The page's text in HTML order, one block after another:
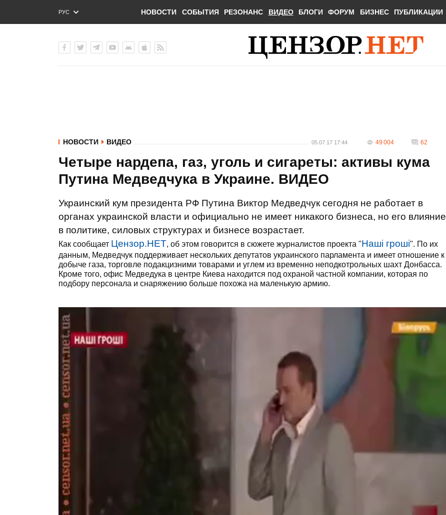
РУС
ENG
НОВОСТИ СОБЫТИЯ РЕЗОНАНС ВИДЕО БЛОГИ ФОРУМ БИЗНЕС ПУБЛИКАЦИИ
НОВОСТИ ВИДЕО 05.07.17 17:44 49 004 62
Четыре нардепа, газ, уголь и сигареты: активы кума
Путина Медведчука в Украине. ВИДЕО
Украинский кум президента РФ Путина Виктор Медведчук сегодня не работает в
органах украинской власти и официально не имеет никакого бизнеса, но его влияние
в политике, силовых структурах и бизнесе возрастает.
Как сообщает Цензор.НЕТ, об этом говорится в сюжете журналистов проекта "Наші гроші". По их
данным, Медведчук поддерживает нескольких депутатов украинского парламента и имеет отношение к
добыче газа, торговле подакцизними товарами и углем из временно неподкотрольных шахт Донбасса.
Кроме того, офис Медведука в центре Киева находится под охраной частной компании, которая по
подбору персонала и снаряжению больше похожа на маленькую армию.